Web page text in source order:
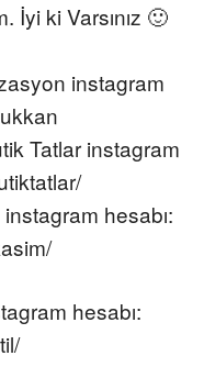
İyi ki Varsınız 🙂
instagram
Tatlar instagram
hesabı:
hesabı: